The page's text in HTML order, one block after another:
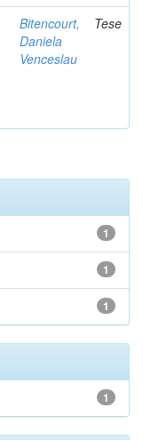
Bitencourt,
Daniela
Venceslau
Tese
1
1
1
1